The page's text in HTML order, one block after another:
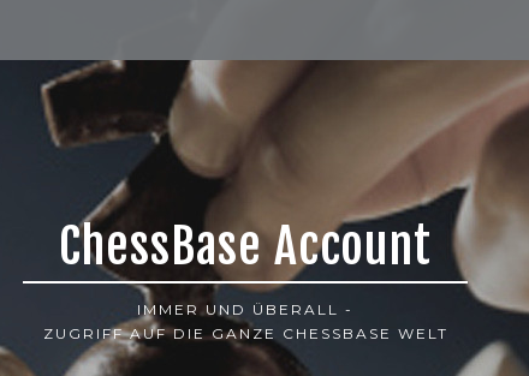
ChessBase Account
IMMER UND ÜBERALL -
ZUGRIFF AUF DIE GANZE CHESSBASE WELT